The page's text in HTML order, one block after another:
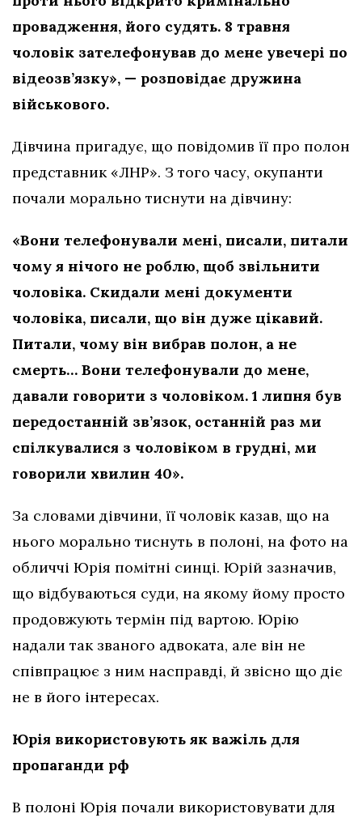
провадження, його судять. 8 травня
чоловік зателефонував до мене увечері по
відеозв’язку», — розповідає дружина
військового.
Дівчина пригадує, що повідомив її про полон
представник «ЛНР». З того часу, окупанти
почали морально тиснути на дівчину:
«Вони телефонували мені, писали, питали
чому я нічого не роблю, щоб звільнити
чоловіка. Скидали мені документи
чоловіка, писали, що він дуже цікавий.
Питали, чому він вибрав полон, а не
смерть… Вони телефонували до мене,
давали говорити з чоловіком. 1 липня був
передостанній зв’язок, останній раз ми
спілкувалися з чоловіком в грудні, ми
говорили хвилин 40».
За словами дівчини, її чоловік казав, що на
нього морально тиснуть в полоні, на фото на
обличчі Юрія помітні синці. Юрій зазначив,
що відбуваються суди, на якому йому просто
продовжують термін під вартою. Юрію
надали так званого адвоката, але він не
співпрацює з ним насправді, й звісно що діє
не в його інтересах.
Юрія використовують як важіль для
пропаганди рф
В полоні Юрія почали використовувати для